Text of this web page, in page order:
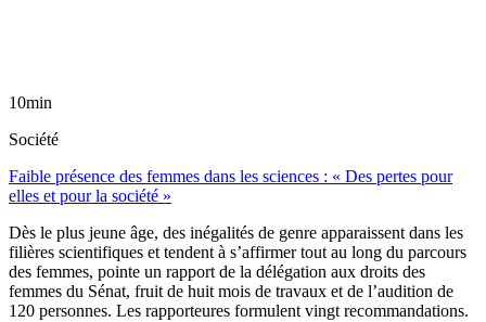
10min
Société
Faible présence des femmes dans les sciences : « Des pertes pour
elles et pour la société »
Dès le plus jeune âge, des inégalités de genre apparaissent dans les
filières scientifiques et tendent à s’affirmer tout au long du parcours
des femmes, pointe un rapport de la délégation aux droits des
femmes du Sénat, fruit de huit mois de travaux et de l’audition de
120 personnes. Les rapporteures formulent vingt recommandations.